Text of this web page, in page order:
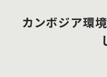
カンボジア環